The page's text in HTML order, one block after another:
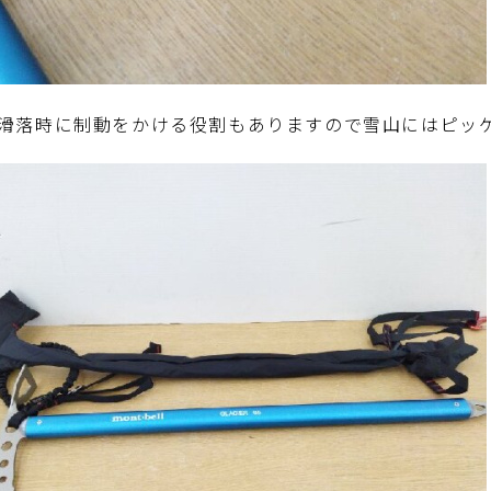
落時に制動をかける役割もありますので雪山にはピッ